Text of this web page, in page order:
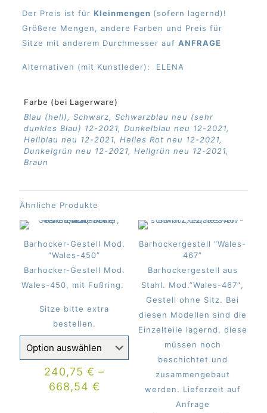
Der Preis ist für Kleinmengen (sofern lagernd)!
Größere Mengen, andere Farben und Preis für
Sitze mit anderem Durchmesser auf ANFRAGE
Alternativen (mit Kunstleder): ELENA
Farbe (bei Lagerware)
Blau (hell), Schwarz, Schwarzblau neu (sehr
dunkles Blau) 12-2021, Dunkelblau neu 12-2021,
Hellblau neu 12-2021, Helles Rot neu 12-2021,
Dunkelgrün neu 12-2021, Hellgrün neu 12-2021,
Braun
Ähnliche Produkte
Barhocker-Gestell Mod.
“Wales-450”
Barhocker-Gestell Mod.
Wales-450, mit Fußring.
Sitze bitte extra
bestellen.
240,75€ –
668,54 €
Barhockergestell “Wales-
467”
Barhockergestell aus
Stahl. Mod.”Wales-467″,
Gestell ohne Sitz. Bei
diesen Modellen sind die
Einzelteile lagernd, diese
müssen noch
beschichtet und
zusammengebaut
werden. Lieferzeit auf
Anfrage